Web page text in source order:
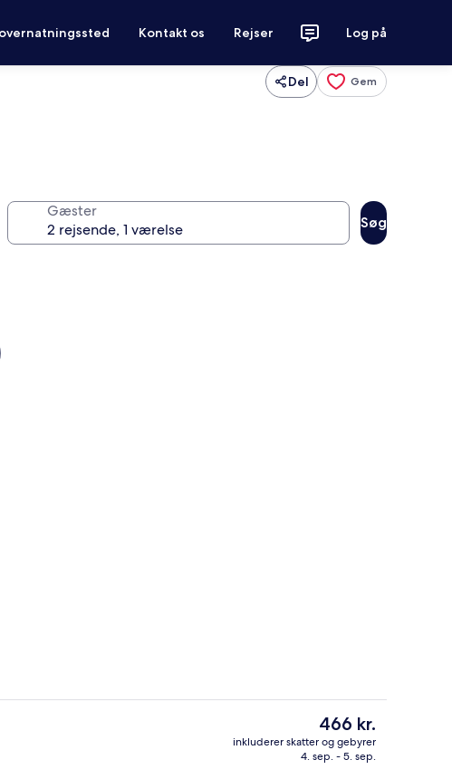
Kontakt os Rejser Log på
Del Gem
Gæster
Søg
Two bedroom Seaview Deluxe
Den
nuværende
pris
466 kr.
inkluderer skatter og gebyrer
4. sep. - 5. sep.